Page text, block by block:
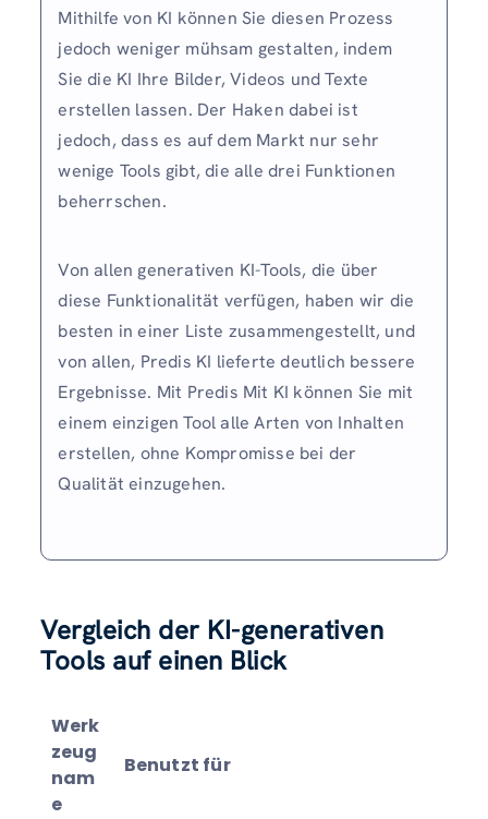
Mithilfe von KI können Sie diesen Prozess
jedoch weniger mühsam gestalten, indem
Sie die KI Ihre Bilder, Videos und Texte
erstellen lassen. Der Haken dabei ist
jedoch, dass es auf dem Markt nur sehr
wenige Tools gibt, die alle drei Funktionen
beherrschen.
Von allen generativen KI-Tools, die über
diese Funktionalität verfügen, haben wir die
besten in einer Liste zusammengestellt, und
von allen, Predis KI lieferte deutlich bessere
Ergebnisse. Mit Predis Mit KI können Sie mit
einem einzigen Tool alle Arten von Inhalten
erstellen, ohne Kompromisse bei der
Qualität einzugehen.
Vergleich der KI-generativen
Tools auf einen Blick
Werk
zeug
nam
e
Benutzt für